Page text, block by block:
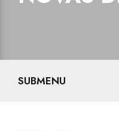
SUBMENU